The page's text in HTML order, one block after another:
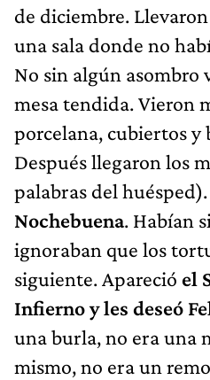
de diciembre.
una sala donde no
No sin algún asombro
mesa tendida. Vieron
porcelana, cubiertos y
Después llegaron los
palabras del huésped).
Nochebuena. Habían
ignoraban que los
siguiente. Apareció el
Infierno y les deseó
una burla, no era una
mismo, no era un